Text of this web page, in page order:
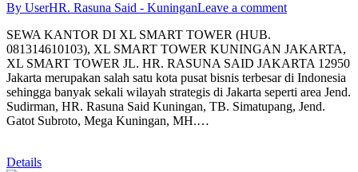
By UserHR. Rasuna Said - KuninganLeave a comment
SEWA KANTOR DI XL SMART TOWER (HUB.
081314610103), XL SMART TOWER KUNINGAN JAKARTA,
XL SMART TOWER JL. HR. RASUNA SAID JAKARTA 12950
Jakarta merupakan salah satu kota pusat bisnis terbesar di Indonesia
sehingga banyak sekali wilayah strategis di Jakarta seperti area Jend.
Sudirman, HR. Rasuna Said Kuningan, TB. Simatupang, Jend.
Gatot Subroto, Mega Kuningan, MH.…
Details